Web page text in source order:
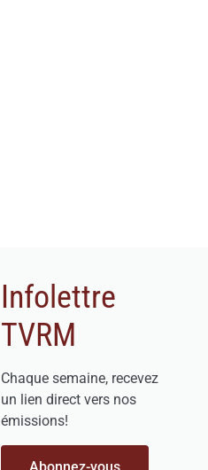
Infolettre
TVRM
Chaque semaine, recevez
un lien direct vers nos
émissions!